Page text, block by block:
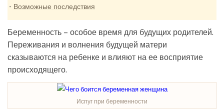
Возможные последствия
Беременность – особое время для будущих родителей.
Переживания и волнения будущей матери
сказываются на ребенке и влияют на ее восприятие
происходящего.
Испуг при беременности